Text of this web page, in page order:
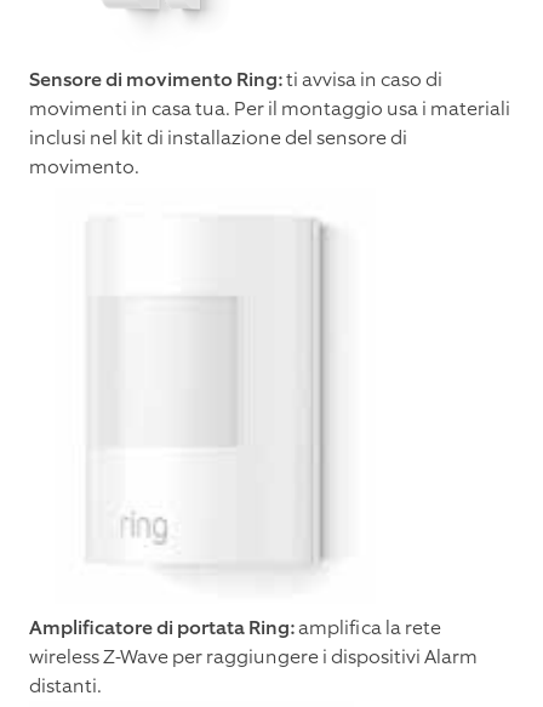
Sensore di movimento Ring:ti avvisa in caso di
movimenti in casa tua. Per il montaggio usa i materiali
inclusi nel kit di installazione del sensore di
movimento.
Amplificatore di portata Ring:amplifica la rete
wireless Z-Wave per raggiungere i dispositivi Alarm
distanti.